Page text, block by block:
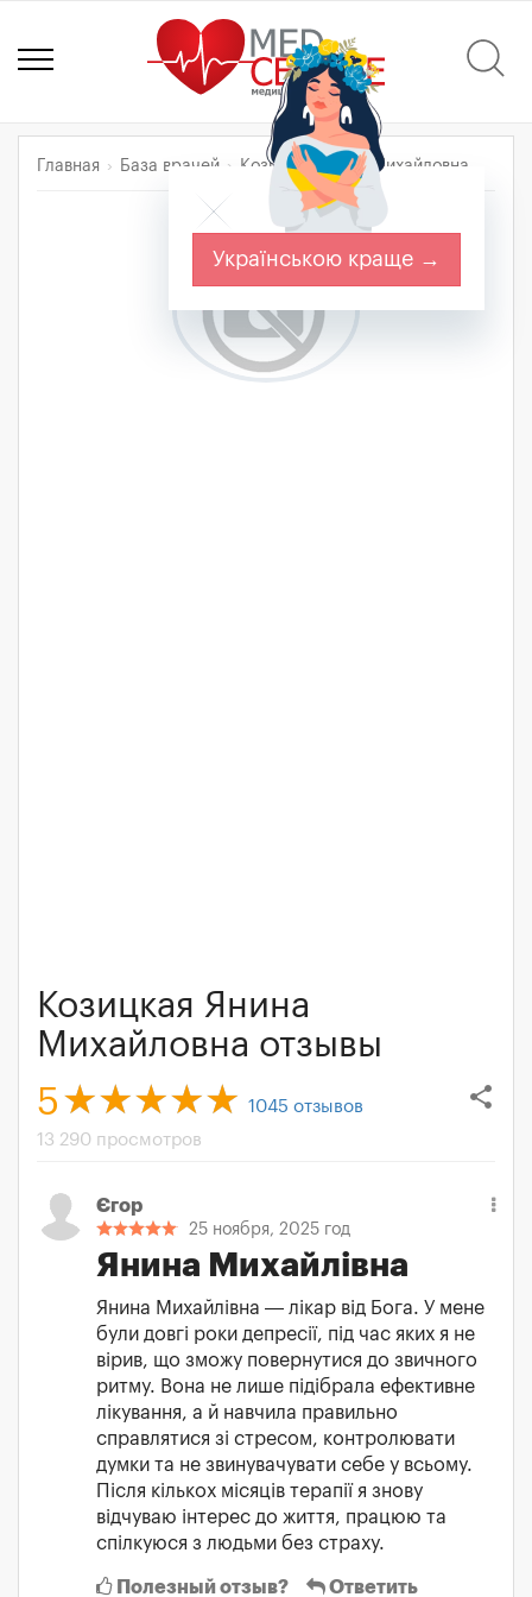
Главная База врачей Козицкая Янина Михайловна
Козицкая Янина
Михайловна отзывы
share
5 1045 отзывов
13 290 просмотров
Єгор
25 ноября, 2025 год
Янина Михайлівна
Янина Михайлівна — лікар від Бога. У мене
були довгі роки депресії, під час яких я не
вірив, що зможу повернутися до звичного
ритму. Вона не лише підібрала ефективне
лікування, а й навчила правильно
справлятися зі стресом, контролювати
думки та не звинувачувати себе у всьому.
Після кількох місяців терапії я знову
відчуваю інтерес до життя, працюю та
спілкуюся з людьми без страху.
Полезный отзыв? Ответить
Українською краще →